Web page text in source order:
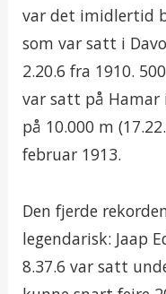
var det imidlertid
som var satt i
2.20.6 fra 1910.
var satt på Hamar
på 10.000 m
februar 1913.
Den fjerde
legendarisk: Jaap
8.37.6 var satt